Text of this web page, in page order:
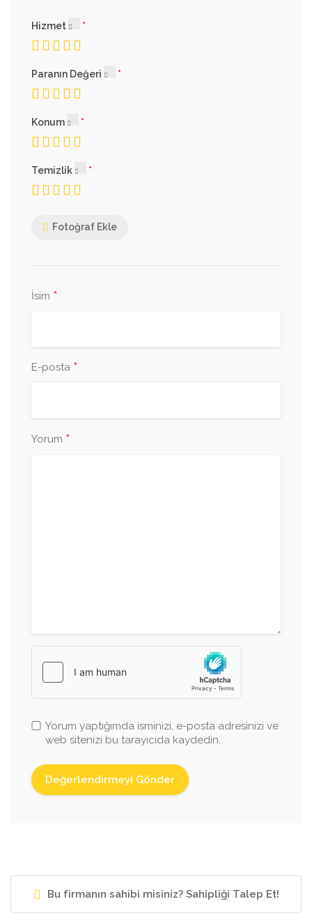
Hizmet
Paranın Değeri
Konum
Temizlik
Fotoğraf Ekle
İsim *
E-posta *
Yorum *
Yorum yaptığımda isminizi, e-posta adresinizi ve
web sitenizi bu tarayıcıda kaydedin.
Bu firmanın sahibi misiniz? Sahipliği Talep Et!